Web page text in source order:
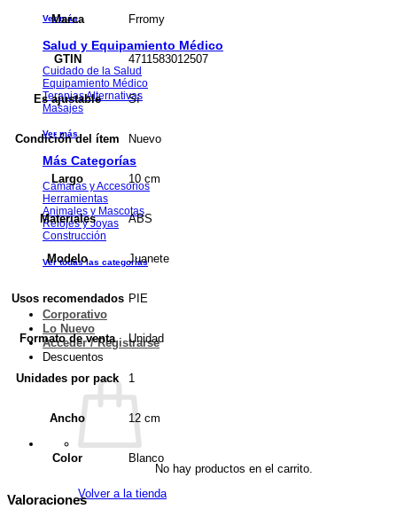
Ver más
Salud y Equipamiento Médico
Cuidado de la Salud
Equipamiento Médico
Terapias Alternativas
Masajes
Ver más
Más Categorías
Cámaras y Accesorios
Herramientas
Animales y Mascotas
Relojes y Joyas
Construcción
Ver todas las categorías
Corporativo
Lo Nuevo
Acceder / Registrarse
Descuentos
No hay productos en el carrito.
Volver a la tienda
Marca Frromy
GTIN 4711583012507
Es ajustable Sí
Condición del ítem Nuevo
Largo 10 cm
Materiales ABS
Modelo Juanete
Usos recomendados PIE
Formato de venta Unidad
Unidades por pack 1
Ancho 12 cm
Color Blanco
Valoraciones